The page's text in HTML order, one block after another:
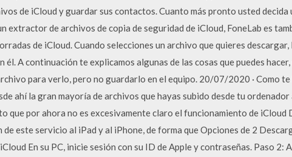
de iCloud y guardar sus contactos. Cuanto más pronto usted
extractor de archivos de copia de seguridad de iCloud, FoneLab es
de iCloud. Cuando selecciones un archivo que quieres
él. A continuación te explicamos algunas de las cosas que puedes
para verlo, pero no guardarlo en el equipo. 20/07/2020 · Como te
ahí la gran mayoría de archivos que hayas subido desde tu ordenador
que por ahora no es excesivamente claro el funcionamiento de iCloud
este servicio al iPad y al iPhone, de forma que Opciones de 2
En su PC, inicie sesión con su ID de Apple y contraseñas. Paso 2: